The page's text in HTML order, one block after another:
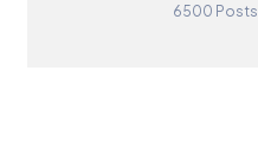
6500 Posts